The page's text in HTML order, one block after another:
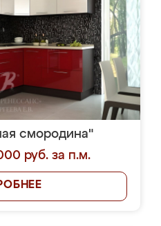
смородина"
руб. за п.м.